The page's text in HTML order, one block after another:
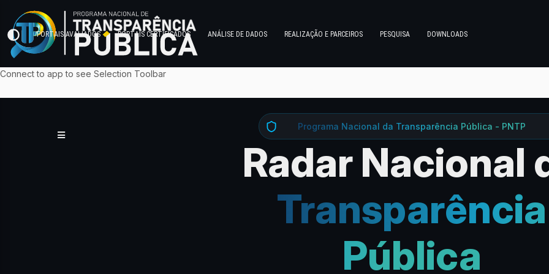
PORTAIS AVALIADOS PORTAIS CERTIFICADOS ANÁLISE DE DADOS REALIZAÇÃO E PARCEIROS PESQUISA DOWNLOADS
Connect to app to see Selection Toolbar
Programa Nacional da Transparência Pública - PNTP
Radar Nacional
Transparência
Pública